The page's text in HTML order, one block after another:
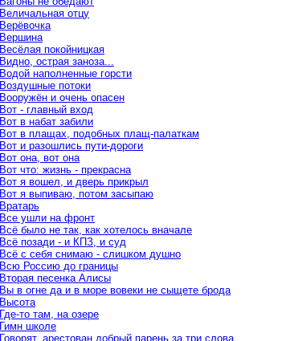
Величальная отцу
Верёвочка
Вершина
Весёлая покойницкая
Видно, острая заноза...
Водой наполненные горсти
Воздушные потоки
Вооружён и очень опасен
Вот - главный вход
Вот в набат забили
Вот в плащах, подобных плащ-палаткам
Вот и разошлись пути-дороги
Вот она, вот она
Вот что: жизнь - прекрасна
Вот я вошел, и дверь прикрыл
Вот я выпиваю, потом засыпаю
Вратарь
Все ушли на фронт
Всё было не так, как хотелось вначале
Всё позади - и КПЗ, и суд
Всё с себя снимаю - слишком душно
Всю Россию до границы
Вторая песенка Алисы
Вы в огне да и в море вовеки не сыщете брода
Высота
Где-то там, на озере
Гимн школе
Говорят, арестован добрый парень за три слова